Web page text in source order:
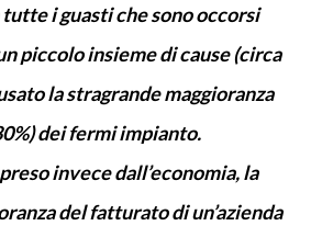
i guasti che sono occorsi
piccolo insieme di cause (circa
la stragrande maggioranza
dei fermi impianto.
invece dall’economia, la
del fatturato di un’azienda